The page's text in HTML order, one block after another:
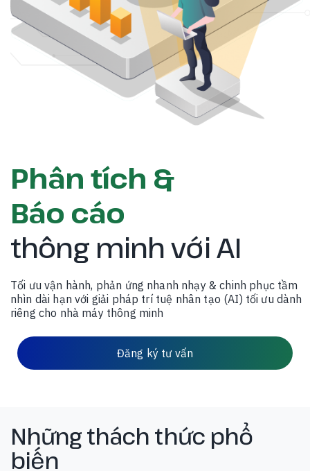
Phân tích &
Báo cáo
thông minh với AI
Tối ưu vận hành, phản ứng nhanh nhạy & chinh phục tầm
nhìn dài hạn với giải pháp trí tuệ nhân tạo (AI) tối ưu dành
riêng cho nhà máy thông minh
Đăng ký tư vấn
Những thách thức phổ
biến